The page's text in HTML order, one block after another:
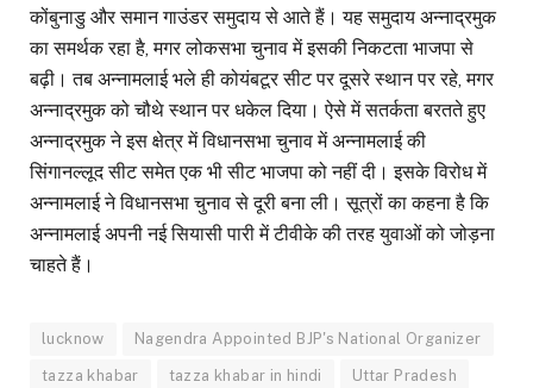
कोंबुनाडु और समान गाउंडर समुदाय से आते हैं। यह समुदाय अन्नाद्रमुक
का समर्थक रहा है, मगर लोकसभा चुनाव में इसकी निकटता भाजपा से
बढ़ी। तब अन्नामलाई भले ही कोयंबटूर सीट पर दूसरे स्थान पर रहे, मगर
अन्नाद्रमुक को चौथे स्थान पर धकेल दिया। ऐसे में सतर्कता बरतते हुए
अन्नाद्रमुक ने इस क्षेत्र में विधानसभा चुनाव में अन्नामलाई की
सिंगानल्लूद सीट समेत एक भी सीट भाजपा को नहीं दी। इसके विरोध में
अन्नामलाई ने विधानसभा चुनाव से दूरी बना ली। सूत्रों का कहना है कि
अन्नामलाई अपनी नई सियासी पारी में टीवीके की तरह युवाओं को जोड़ना
चाहते हैं।
lucknow Nagendra Appointed BJP's National Organizer
tazza khabar tazza khabar in hindi Uttar Pradesh